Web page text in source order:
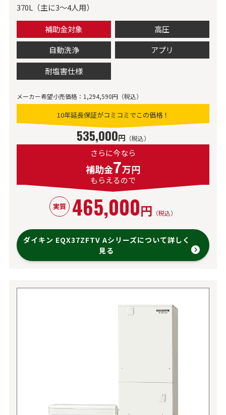
370L（主に3～4人用）
補助金対象
高圧
自動洗浄
アプリ
耐塩害仕様
メーカー希望小売価格：1,294,590円（税込）
10年延長保証がコミコミでこの価格！
535,000円 （税込）
さらに今なら
補助金7万円
もらえるので
実質 465,000円 （税込）
ダイキン EQX37ZFTV Aシリーズについて詳しく
見る